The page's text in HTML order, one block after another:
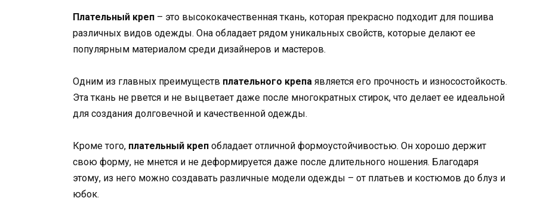
Плательный креп – это высококачественная ткань, которая прекрасно подходит для пошива
различных видов одежды. Она обладает рядом уникальных свойств, которые делают ее
популярным материалом среди дизайнеров и мастеров.
Одним из главных преимуществ плательного крепа является его прочность и износостойкость.
Эта ткань не рвется и не выцветает даже после многократных стирок, что делает ее идеальной
для создания долговечной и качественной одежды.
Кроме того, плательный креп обладает отличной формоустойчивостью. Он хорошо держит
свою форму, не мнется и не деформируется даже после длительного ношения. Благодаря
этому, из него можно создавать различные модели одежды – от платьев и костюмов до блуз и
юбок.